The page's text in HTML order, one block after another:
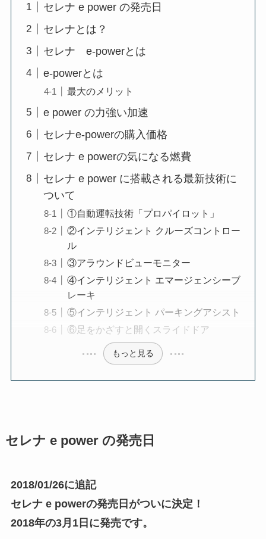
セレナ e power の発売日
セレナとは？
セレナ e-powerとは
e-powerとは
最大のメリット
e power の力強い加速
セレナe-powerの購入価格
セレナ e powerの気になる燃費
セレナ e power に搭載される最新技術に
ついて
①自動運転技術「プロパイロット」
②インテリジェント クルーズコントロー
ル
③アラウンドビューモニター
④インテリジェント エマージェンシーブ
レーキ
⑤インテリジェント パーキングアシスト
⑥足をかざすと開くスライドドア
もっと見る
セレナ e power の発売日
2018/01/26に追記
セレナ e powerの発売日がついに決定！
2018年の3月1日に発売です。